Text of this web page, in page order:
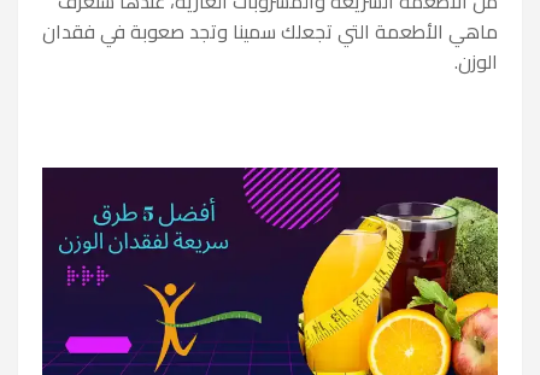
ماهي الأطعمة التي تجعلك سمينا وتجد صعوبة في فقدان
الوزن.